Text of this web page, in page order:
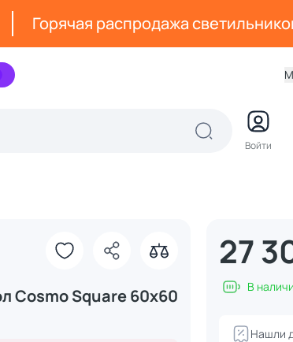
Горячая распродажа
Войти
Cosmo Square 60х60
27
В